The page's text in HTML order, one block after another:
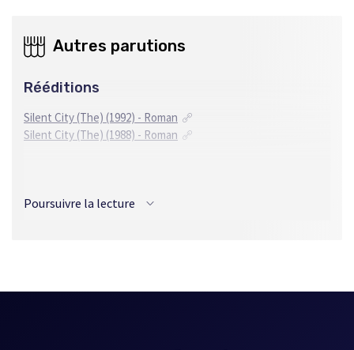
Autres parutions
Rééditions
Silent City (The) (1992) - Roman
Silent City (The) (1988) - Roman
Français
Allemand
Poursuivre la lecture